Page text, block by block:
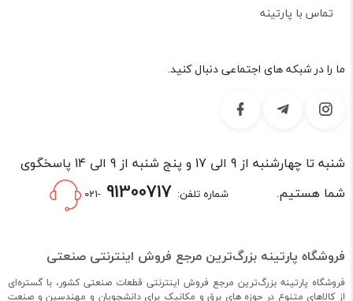
تماس با پارتینه
ما را در شبکه های اجتماعی دنبال کنید.
شنبه تا چهارشنبه از 9 الی 17 و پنج شنبه از 9 الی 14 پاسخگوی
شما هستیم.
شماره تلفن: -021
فروشگاه پارتینه بزرگ‌ترین مرجع فروش اینترنتی صنعتی
فروشگاه پارتینه بزرگ‌ترین مرجع فروش اینترنتی قطعات صنعتی کشور، با گستره‌ای
از کالاهای متنوع در حوزه های برق و مکانیک برای دانشجویان و مهندسین و صنعت